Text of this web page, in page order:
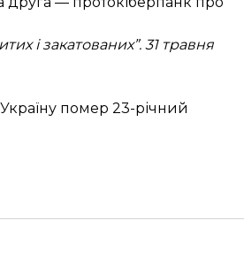
і закатованих”. 31 травня
помер 23-річний